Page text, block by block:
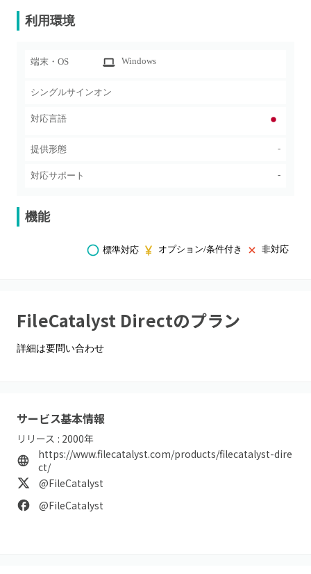
利用環境
端末・OS Windows
シングルサインオン
対応言語
提供形態 -
対応サポート -
機能
標準対応 オプション/条件付き 非対応
FileCatalyst Directのプラン
詳細は要問い合わせ
サービス基本情報
リリース : 2000年
https://www.filecatalyst.com/products/filecatalyst-dire
ct/
@FileCatalyst
@FileCatalyst